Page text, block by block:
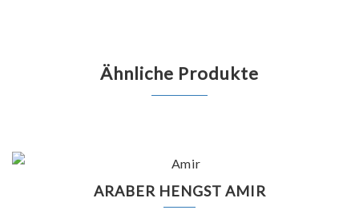
Ähnliche Produkte
ARABER HENGST AMIR